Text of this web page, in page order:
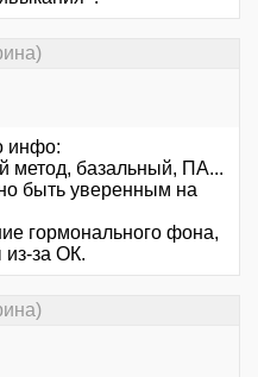
инфо:
метод, базальный, ПА...
быть уверенным на
гормонального фона,
из-за ОК.